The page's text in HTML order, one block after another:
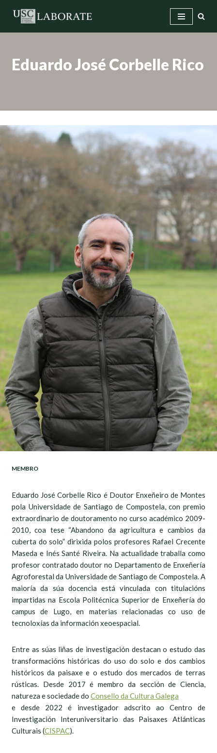
Saltar
Eduardo José Corbelle Rico
MEMBRO
Eduardo José Corbelle Rico é Doutor Enxeñeiro de Montes
pola Universidade de Santiago de Compostela, con premio
extraordinario de doutoramento no curso académico 2009-
2010, coa tese “Abandono da agricultura e cambios da
cuberta do solo” dirixida polos profesores Rafael Crecente
Maseda e Inés Santé Riveira. Na actualidade traballa como
profesor contratado doutor no Departamento de Enxeñería
Agroforestal da Universidade de Santiago de Compostela. A
maioría da súa docencia está vinculada con titulacións
impartidas na Escola Politécnica Superior de Enxeñería do
campus de Lugo, en materias relacionadas co uso de
tecnoloxías da información xeoespacial.
Entre as súas liñas de investigación destacan o estudo das
transformacións históricas do uso do solo e dos cambios
históricos da paisaxe e o estudo dos mercados de terras
rústicas. Desde 2017 é membro da sección de Ciencia,
natureza e sociedade do Consello da Cultura Galega
e desde 2022 é investigador adscrito ao Centro de
Investigación Interuniversitario das Paisaxes Atlánticas
Culturais (CISPAC).